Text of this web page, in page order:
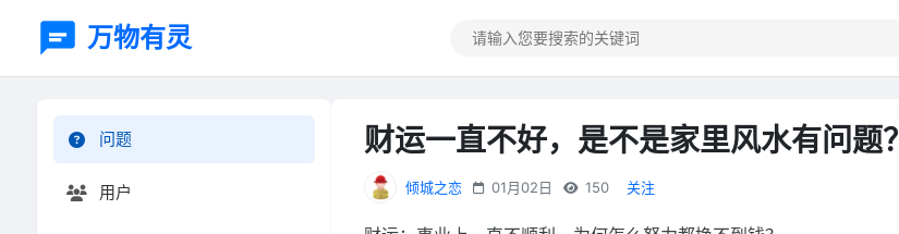
万物有灵
问题
用户
财运一直不好，是不是家里风水有问题？
倾城之恋 01月02日 150 关注